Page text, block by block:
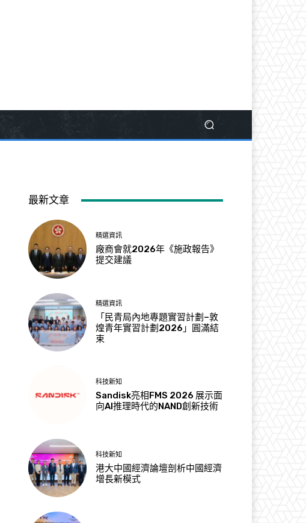
最新文章
精選資訊
廠商會就2026年《施政報告》
提交建議
精選資訊
「民青局內地專題實習計劃–敦
煌青年實習計劃2026」圓滿結
束
科技新知
Sandisk亮相FMS 2026 展示面
向AI推理時代的NAND創新技術
科技新知
港大中國經濟論壇剖析中國經濟
增長新模式